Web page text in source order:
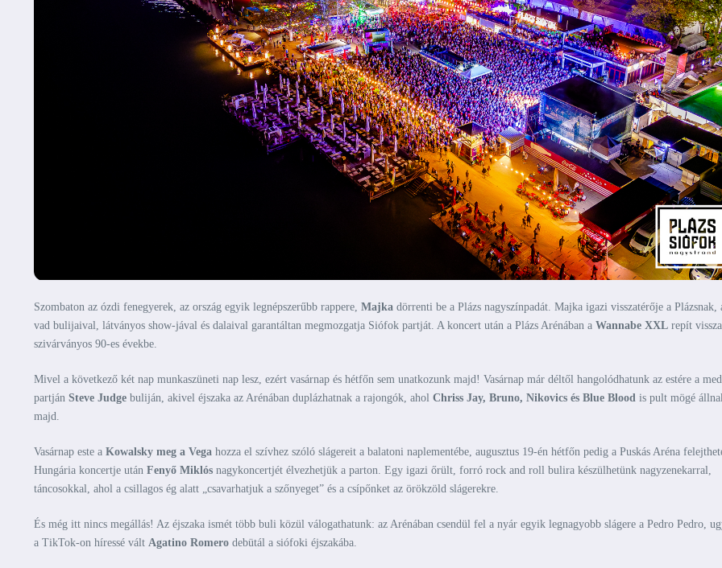
Szombaton az ózdi fenegyerek, az ország egyik legnépszerűbb rappere, Majka dörrenti be a Plázs nagyszínpadát. Majka igazi visszatérője a Plázsnak,
vad bulijaival, látványos show-jával és dalaival garantáltan megmozgatja Siófok partját. A koncert után a Plázs Arénában a Wannabe XXL repít
szivárványos 90-es évekbe.
Mivel a következő két nap munkaszüneti nap lesz, ezért vasárnap és hétfőn sem unatkozunk majd! Vasárnap már déltől hangolódhatunk az estére a
partján Steve Judge buliján, akivel éjszaka az Arénában duplázhatnak a rajongók, ahol Chriss Jay, Bruno, Nikovics és Blue Blood is pult mögé
majd.
Vasárnap este a Kowalsky meg a Vega hozza el szívhez szóló slágereit a balatoni naplementébe, augusztus 19-én hétfőn pedig a Puskás Aréna
Hungária koncertje után Fenyő Miklós nagykoncertjét élvezhetjük a parton. Egy igazi őrült, forró rock and roll bulira készülhetünk nagyzenekarral,
táncosokkal, ahol a csillagos ég alatt „csavarhatjuk a szőnyeget” és a csípőnket az örökzöld slágerekre.
És még itt nincs megállás! Az éjszaka ismét több buli közül válogathatunk: az Arénában csendül fel a nyár egyik legnagyobb slágere a Pedro Pedro,
a TikTok-on híressé vált Agatino Romero debütál a siófoki éjszakába.